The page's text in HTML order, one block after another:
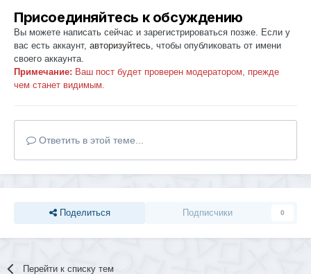
Присоединяйтесь к обсуждению
Вы можете написать сейчас и зарегистрироваться позже. Если у
вас есть аккаунт, авторизуйтесь , чтобы опубликовать от имени
своего аккаунта.
Примечание: Ваш пост будет проверен модератором, прежде
чем станет видимым.
Ответить в этой теме...
Поделиться Подписчики 0
Перейти к списку тем